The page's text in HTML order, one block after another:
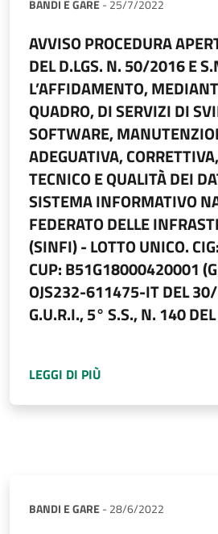
BANDI E GARE- 25/7/2022
AVVISO PROCEDURA
DEL D.LGS. N. 50/2016 E
L’AFFIDAMENTO,
QUADRO, DI SERVIZI DI
SOFTWARE,
ADEGUATIVA,
TECNICO E QUALITÀ DEI
SISTEMA INFORMATIVO
FEDERATO DELLE
(SINFI) - LOTTO UNICO.
CUP: B51G18000420001
OJS232-611475-IT DEL
G.U.R.I., 5° S.S., N. 140
LEGGI DI PIÙ
BANDI E GARE- 28/6/2022